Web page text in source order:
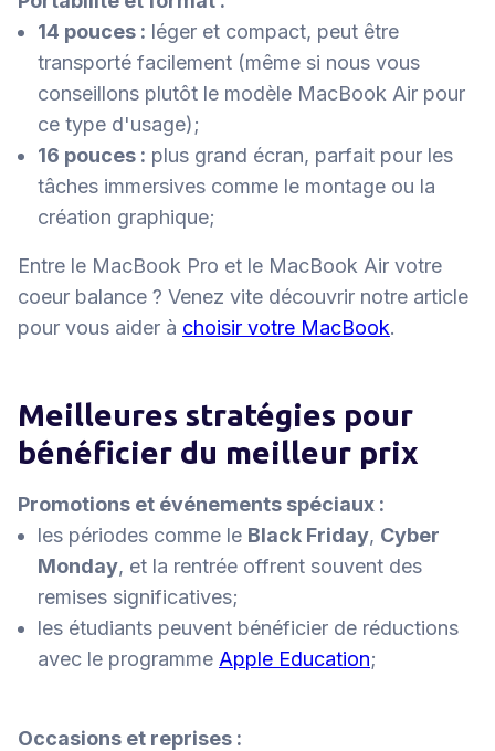
14 pouces : léger et compact, peut être
transporté facilement (même si nous vous
conseillons plutôt le modèle MacBook Air pour
ce type d'usage);
16 pouces : plus grand écran, parfait pour les
tâches immersives comme le montage ou la
création graphique;
Entre le MacBook Pro et le MacBook Air votre
coeur balance ? Venez vite découvrir notre article
pour vous aider à choisir votre MacBook.
Meilleures stratégies pour
bénéficier du meilleur prix
Promotions et événements spéciaux :
les périodes comme le Black Friday, Cyber
Monday, et la rentrée offrent souvent des
remises significatives;
les étudiants peuvent bénéficier de réductions
avec le programme Apple Education;
Occasions et reprises :